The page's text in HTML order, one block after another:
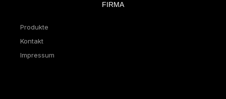
FIRMA
Produkte
Kontakt
Impressum